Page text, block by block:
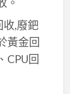
收,廢鈀
黃金回
CPU回